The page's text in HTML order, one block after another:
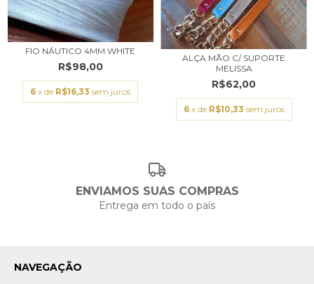
FIO NÁUTICO 4MM WHITE
R$98,00
6 x de R$16,33 sem juros
ALÇA MÃO C/ SUPORTE
MELISSA
R$62,00
6 x de R$10,33 sem juros
ENVIAMOS SUAS COMPRAS
Entrega em todo o país
NAVEGAÇÃO